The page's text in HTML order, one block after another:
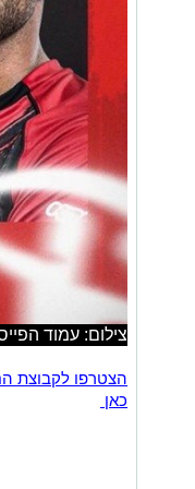
צילום: עמוד
כאן